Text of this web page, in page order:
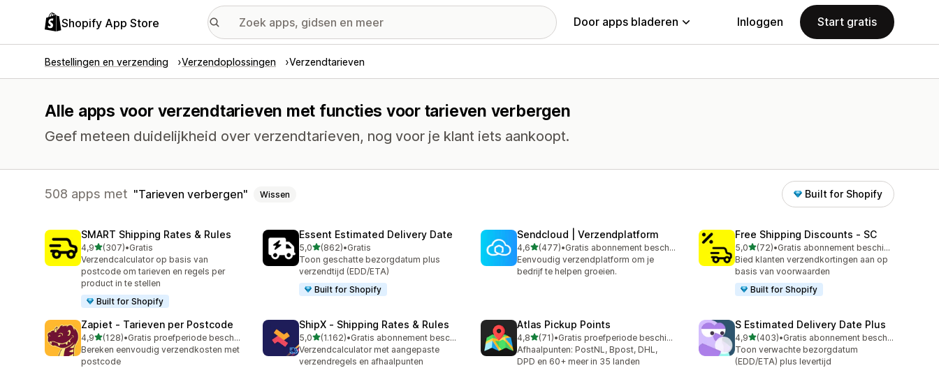
Shopify App Store Door apps bladeren Inloggen Start gratis
Bestellingen en verzending Verzendoplossingen Verzendtarieven
Alle apps voor verzendtarieven met functies voor tarieven verbergen
Geef meteen duidelijkheid over verzendtarieven, nog voor je klant iets aankoopt.
508 apps met Tarieven verbergen Wissen Built for Shopify
SMART Shipping Rates & Rules
4,9van 5 sterren
(307)
307 recensies in totaal
•Gratis
Verzendcalculator op basis van
postcode om tarieven en regels per
product in te stellen
Built for Shopify
Essent Estimated Delivery Date
5,0van 5 sterren
(862)
862 recensies in totaal
•Gratis
Toon geschatte bezorgdatum plus
verzendtijd (EDD/ETA)
Built for Shopify
Sendcloud | Verzendplatform
4,6van 5 sterren
(477)
477 recensies in totaal
•
Gratis abonnement beschikbaar
Eenvoudig verzendplatform om je
bedrijf te helpen groeien.
Free Shipping Discounts ‑ SC
5,0van 5 sterren
(72)
72 recensies in totaal
•
Gratis abonnement beschikbaar
Bied klanten verzendkortingen aan op
basis van voorwaarden
Built for Shopify
Zapiet ‑ Tarieven per Postcode
4,9van 5 sterren
(128)
128 recensies in totaal
•
Gratis proefperiode beschikbaar
Bereken eenvoudig verzendkosten met
postcode
ShipX ‑ Shipping Rates & Rules
5,0van 5 sterren
(1.162)
1162 recensies in totaal
•
Gratis abonnement beschikbaar
Verzendcalculator met aangepaste
verzendregels en afhaalpunten
Atlas Pickup Points
4,8van 5 sterren
(71)
71 recensies in totaal
•
Gratis proefperiode beschikbaar
Afhaalpunten: PostNL, Bpost, DHL,
DPD en 60+ meer in 35 landen
S Estimated Delivery Date Plus
4,9van 5 sterren
(403)
403 recensies in totaal
•
Gratis abonnement beschikbaar
Toon verwachte bezorgdatum
(EDD/ETA) plus levertijd